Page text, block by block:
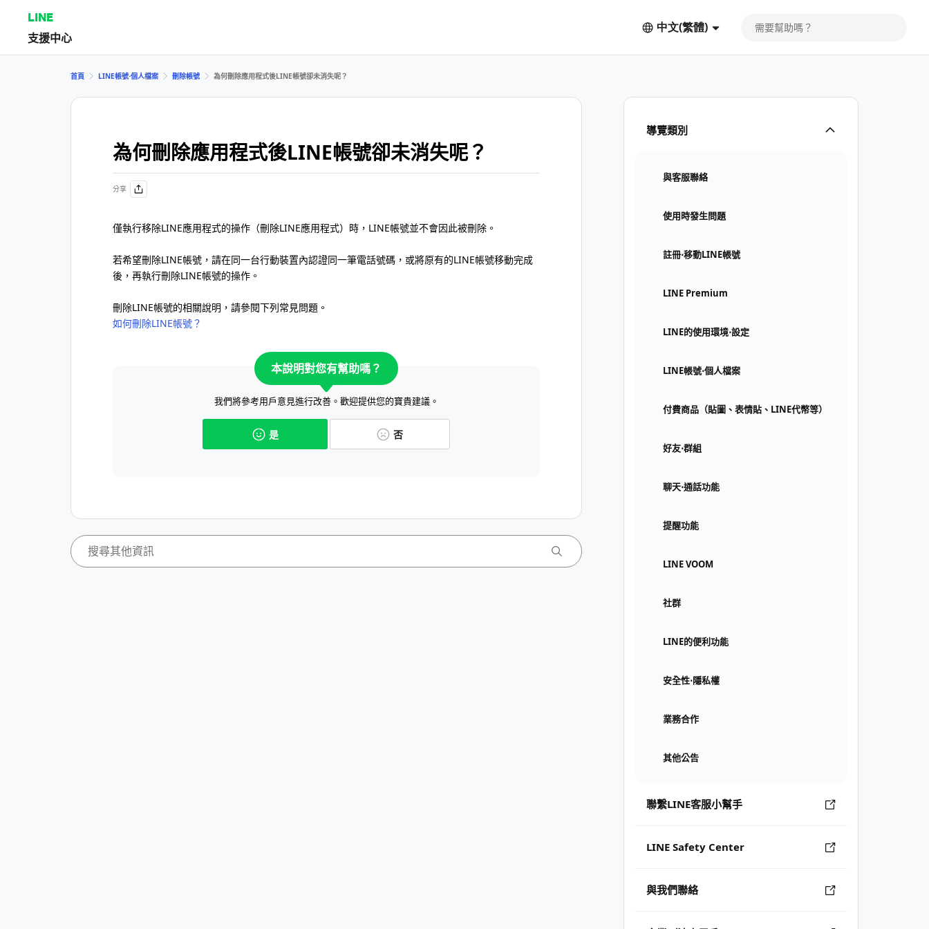
LINE
支援中心
中文(繁體)
導覽類別
與客服聯絡
使用時發生問題
註冊⋅移動LINE帳號
LINE Premium
LINE的使用環境⋅設定
LINE帳號⋅個人檔案
付費商品（貼圖、表情貼、LINE代幣等）
好友⋅群組
聊天⋅通話功能
提醒功能
LINE VOOM
社群
LINE的便利功能
安全性⋅隱私權
業務合作
其他公告
聯繫LINE客服小幫手
LINE Safety Center
與我們聯絡
首頁 LINE帳號⋅個人檔案 刪除帳號 為何刪除應用程式後LINE帳號卻未消失呢？
為何刪除應用程式後LINE帳號卻未消失呢？
分享
僅執行移除LINE應用程式的操作（刪除LINE應用程式）時，LINE帳號並不會因此被刪除。
若希望刪除LINE帳號，請在同一台行動裝置內認證同一筆電話號碼，或將原有的LINE帳號移動完成
後，再執行刪除LINE帳號的操作。
刪除LINE帳號的相關說明，請參閱下列常見問題。
如何刪除LINE帳號？
本說明對您有幫助嗎？
我們將參考用戶意見進行改善。歡迎提供您的寶貴建議。
是 否